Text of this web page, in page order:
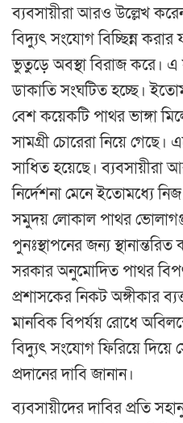
ব্যবসায়ীরা আরও উল্লেখ
বিদ্যুৎ সংযোগ বিচ্ছিন্ন করার
ভুতুড়ে অবস্থা বিরাজ করে। এ
ডাকাতি সংঘটিত হচ্ছে।
বেশ কয়েকটি পাথর ভাঙ্গা
সামগ্রী চোরেরা নিয়ে
সাধিত হয়েছে। ব্যবসায়ীরা
নির্দেশনা মেনে ইতোমধ্যে
সমুদয় লোকাল পাথর
পুনঃস্থাপনের জন্য
সরকার অনুমোদিত পাথর
প্রশাসকের নিকট অঙ্গীকার
মানবিক বিপর্যয় রোধে
বিদ্যুৎ সংযোগ ফিরিয়ে
প্রদানের দাবি জানান।
ব্যবসায়ীদের দাবির প্রতি